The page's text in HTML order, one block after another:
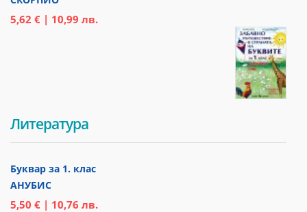
5,62 € | 10,99 лв.
Литература
Буквар за 1. клас
АНУБИС
5,50 € | 10,76 лв.